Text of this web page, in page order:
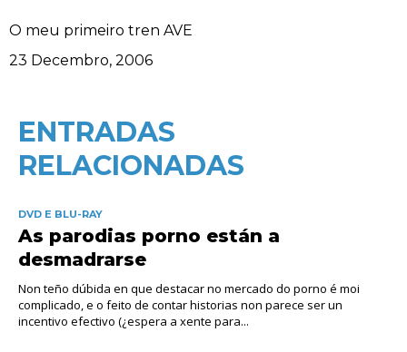
O meu primeiro tren AVE
Data
23 Decembro, 2006
ENTRADAS
RELACIONADAS
DVD E BLU-RAY
As parodias porno están a
desmadrarse
Non teño dúbida en que destacar no mercado do porno é moi
complicado, e o feito de contar historias non parece ser un
incentivo efectivo (¿espera a xente para...